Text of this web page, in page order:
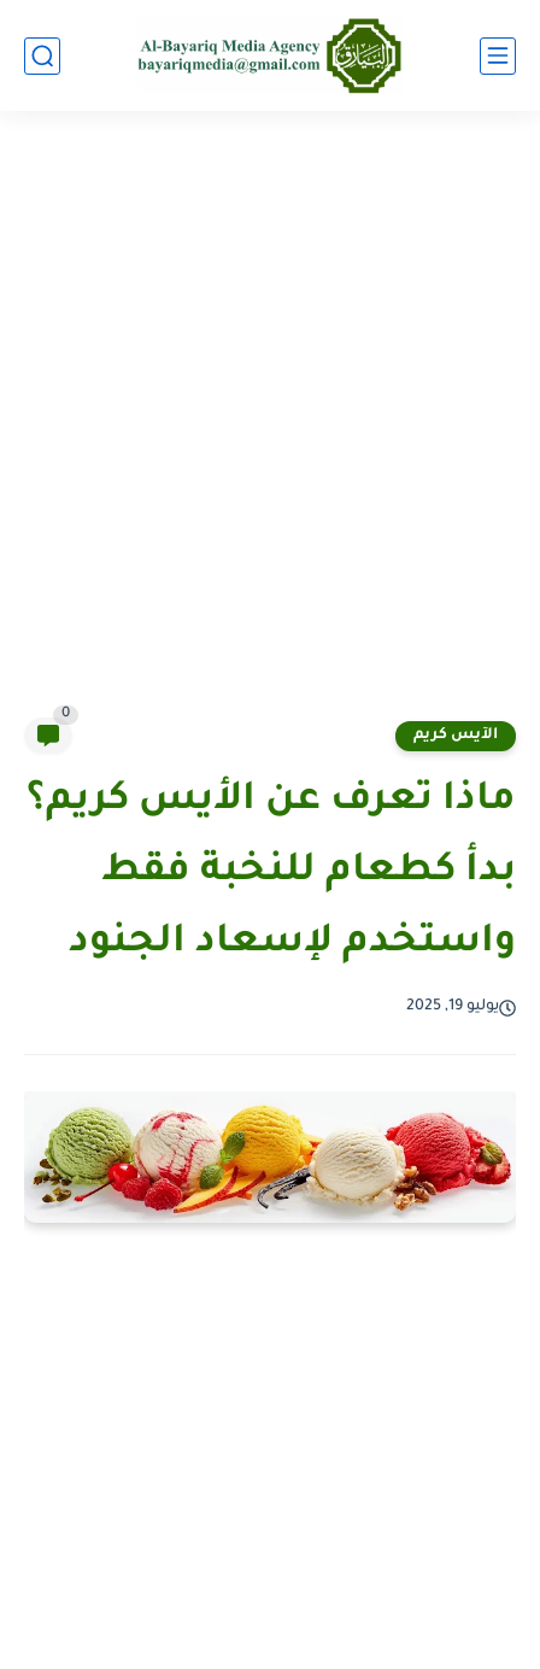
الآيس كريم
0
ماذا تعرف عن الأيس كريم؟
بدأ كطعام للنخبة فقط
واستخدم لإسعاد الجنود
يوليو 19, 2025